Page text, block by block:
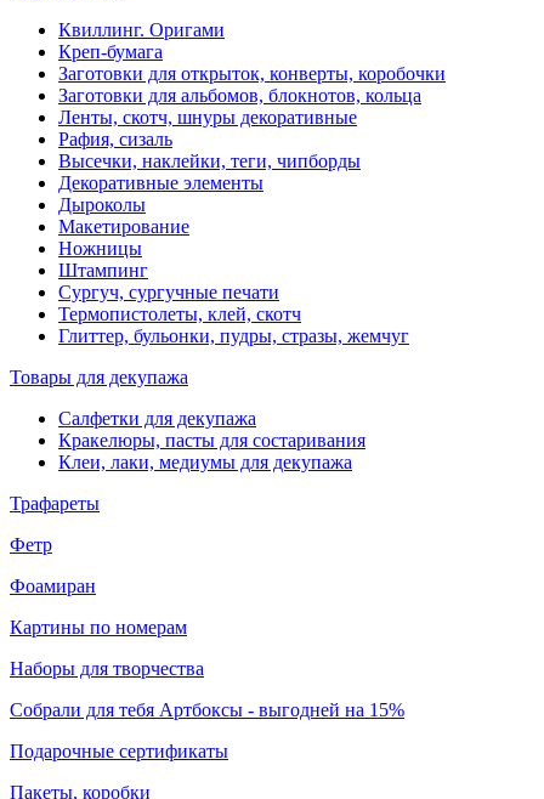
Квиллинг. Оригами
Креп-бумага
Заготовки для открыток, конверты, коробочки
Заготовки для альбомов, блокнотов, кольца
Ленты, скотч, шнуры декоративные
Рафия, сизаль
Высечки, наклейки, теги, чипборды
Декоративные элементы
Дыроколы
Макетирование
Ножницы
Штампинг
Сургуч, сургучные печати
Термопистолеты, клей, скотч
Глиттер, бульонки, пудры, стразы, жемчуг
Товары для декупажа
Салфетки для декупажа
Кракелюры, пасты для состаривания
Клеи, лаки, медиумы для декупажа
Трафареты
Фетр
Фоамиран
Картины по номерам
Наборы для творчества
Собрали для тебя Артбоксы - выгодней на 15%
Подарочные сертификаты
Пакеты, коробки